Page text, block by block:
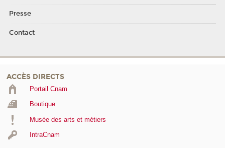
Presse
Contact
ACCÈS DIRECTS
Portail Cnam
Boutique
Musée des arts et métiers
IntraCnam